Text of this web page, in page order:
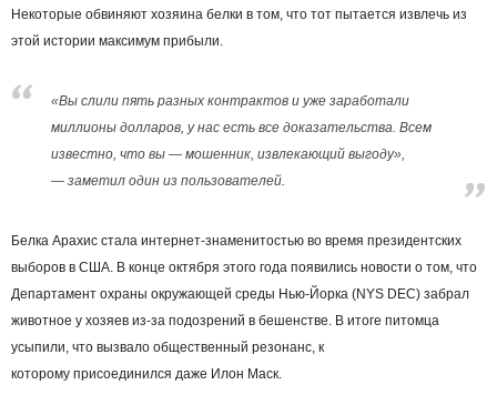
Некоторые обвиняют хозяина белки в том, что тот пытается извлечь из
этой истории максимум прибыли.
«Вы слили пять разных контрактов и уже заработали
миллионы долларов, у нас есть все доказательства. Всем
известно, что вы — мошенник, извлекающий выгоду»,
— заметил один из пользователей.
Белка Арахис стала интернет-знаменитостью во время президентских
выборов в США. В конце октября этого года появились новости о том, что
Департамент охраны окружающей среды Нью-Йорка (NYS DEC) забрал
животное у хозяев из-за подозрений в бешенстве. В итоге питомца
усыпили, что вызвало общественный резонанс, к
которому присоединился даже Илон Маск.